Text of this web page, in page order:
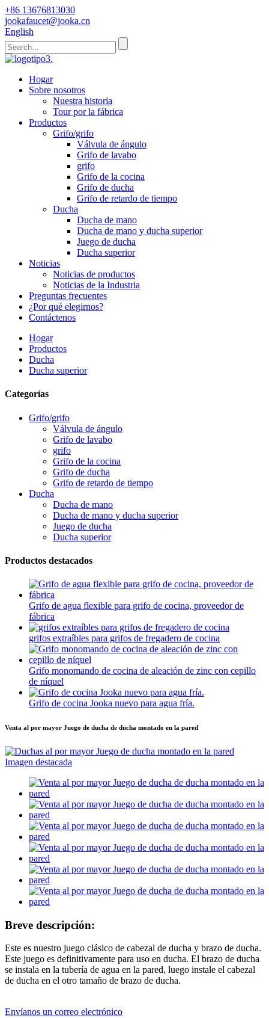
+86 13676813030
jookafaucet@jooka.cn
English
Hogar
Sobre nosotros
Nuestra historia
Tour por la fábrica
Productos
Grifo/grifo
Válvula de ángulo
Grifo de lavabo
grifo
Grifo de la cocina
Grifo de ducha
Grifo de retardo de tiempo
Ducha
Ducha de mano
Ducha de mano y ducha superior
Juego de ducha
Ducha superior
Noticias
Noticias de productos
Noticias de la Industria
Preguntas frecuentes
¿Por qué elegirnos?
Contáctenos
Hogar
Productos
Ducha
Ducha superior
Categorías
Grifo/grifo
Válvula de ángulo
Grifo de lavabo
grifo
Grifo de la cocina
Grifo de ducha
Grifo de retardo de tiempo
Ducha
Ducha de mano
Ducha de mano y ducha superior
Juego de ducha
Ducha superior
Productos destacados
Grifo de agua flexible para grifo de cocina, proveedor de
fábrica
grifos extraíbles para grifos de fregadero de cocina
Grifo monomando de cocina de aleación de zinc con cepillo
de níquel
Grifo de cocina Jooka nuevo para agua fría.
Venta al por mayor Juego de ducha de ducha montado en la pared
Breve descripción:
Este es nuestro juego clásico de cabezal de ducha y brazo de ducha.
Este juego es definitivamente para uso en ducha. El brazo de ducha
se instala en la tubería de agua en la pared, luego instale el cabezal
de ducha en el otro tamaño de brazo de ducha.
Envíanos un correo electrónico